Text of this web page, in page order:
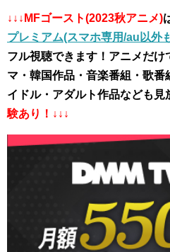
↓↓↓MFゴースト(2023秋アニメ)
プレミアム(スマホ専用/au以外
フル視聴できます！アニメだけ
マ・韓国作品・音楽番組・歌
イドル・アダルト作品なども見
験あり！↓↓↓